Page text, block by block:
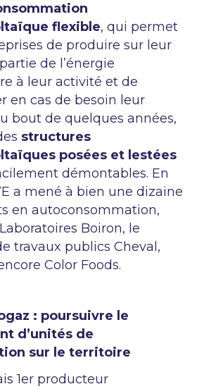
flexible, qui permet
de produire sur leur
de l’énergie
à leur activité et de
en cas de besoin leur
bout de quelques années,
structures
posées et lestées
démontables. En
a mené à bien une dizaine
en autoconsommation,
Boiron, le
travaux publics Cheval,
Color Foods.
: poursuivre le
d’unités de
sur le territoire
1er producteur